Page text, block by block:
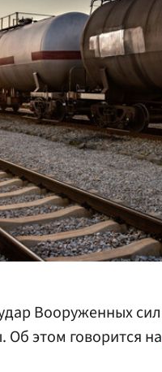
Вооруженных сил
этом говорится на